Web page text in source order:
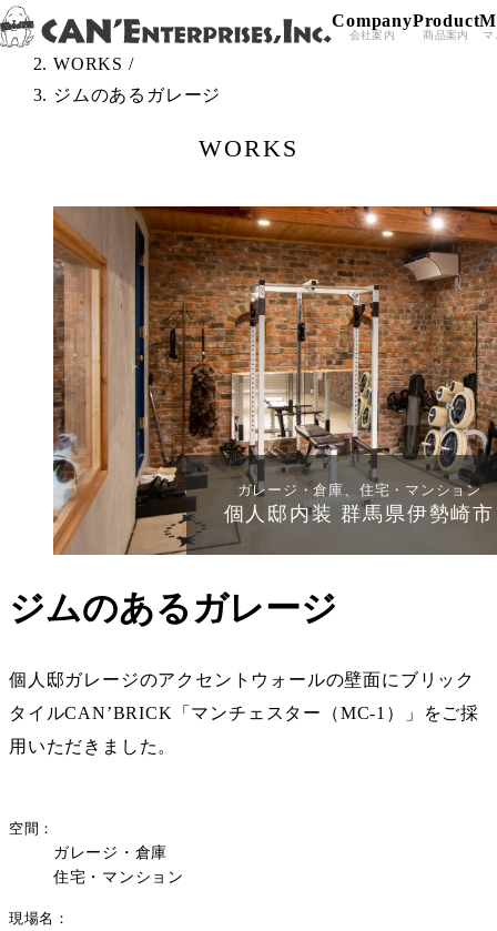
Skip to content
Company
会社案内
Product
商品案内 マ
TOP /
WORKS /
ジムのあるガレージ
WORKS
ガレージ・倉庫、住宅・マンション
個人邸内装 群馬県伊勢崎市
ジムのあるガレージ
個人邸ガレージのアクセントウォールの壁面にブリック
タイルCAN’BRICK「マンチェスター（MC-1）」をご採
用いただきました。
空間
ガレージ・倉庫
住宅・マンション
現場名